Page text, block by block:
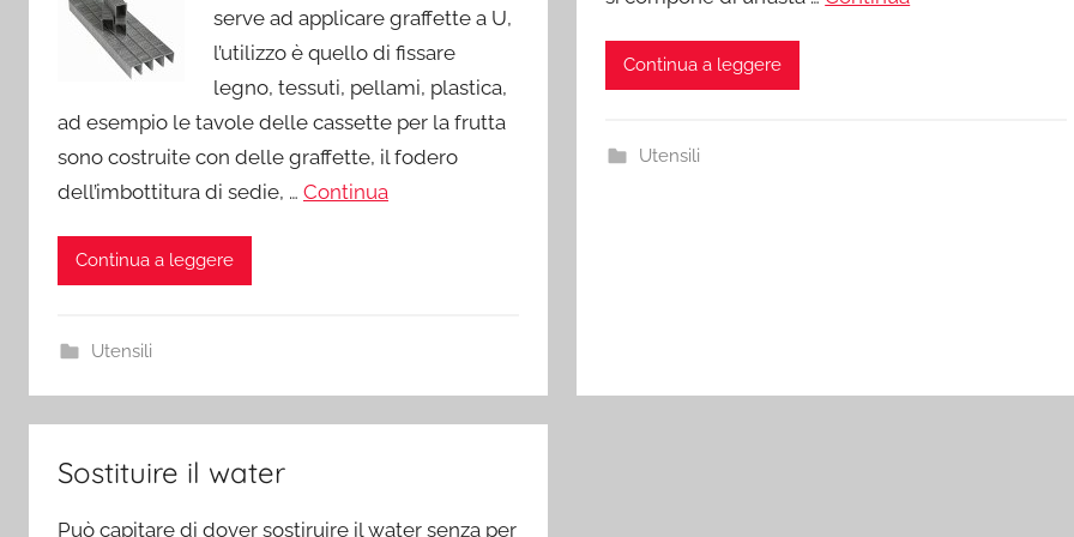
serve ad applicare graffette a U,
l’utilizzo è quello di fissare
legno, tessuti, pellami, plastica,
ad esempio le tavole delle cassette per la frutta
sono costruite con delle graffette, il fodero
dell’imbottitura di sedie, … Continua
Continua a leggere
Utensili
Continua a leggere
Utensili
Sostituire il water
Può capitare di dover sostiruire il water senza per